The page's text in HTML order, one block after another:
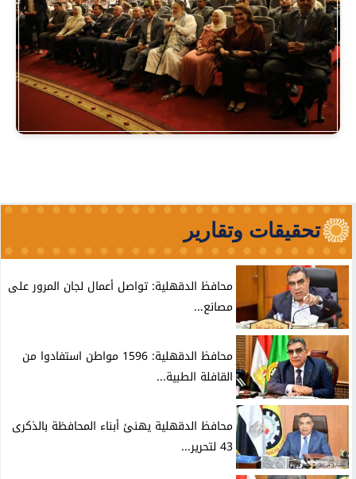
تحقيقات وتقارير
محافظ الدقهلية: تواصل أعمال لجان المرور على
مصانع...
محافظ الدقهلية: 1596 مواطن استفادوا من
القافلة الطبية...
محافظ الدقهلية يهنئ أبناء المحافظة بالذكرى
43 لتحرير...